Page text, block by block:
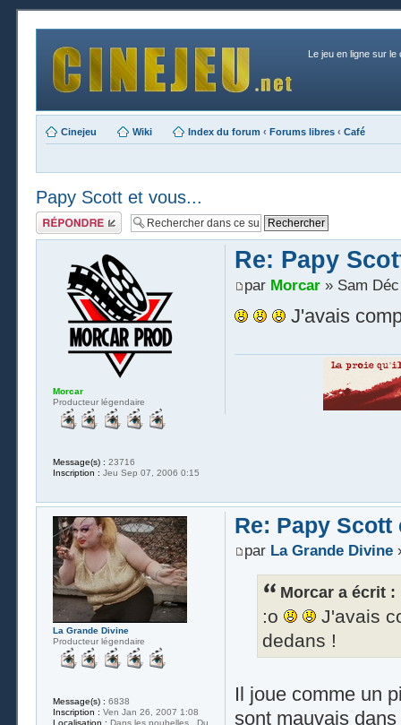
Le jeu en ligne sur le
Cinejeu Wiki Index du forum ‹ Forums libres ‹ Café
Papy Scott et vous...
Publier une
réponse
Re: Papy
par Morcar» Sam Déc
J'avais
Morcar
Producteur légendaire
Message(s) : 23716
Inscription : Jeu Sep 07, 2006 0:15
Re: Papy Scott
par La Grande Divine
Morcar a écrit :
:o
J'avais
dedans !
Il joue comme un
sont mauvais
La Grande Divine
Producteur légendaire
Message(s) : 6838
Inscription : Ven Jan 26, 2007 1:08
Localisation : Dans les poubelles...Du